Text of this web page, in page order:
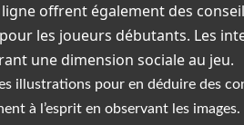
offrent également des
les joueurs débutants. Les
une dimension sociale au jeu.
illustrations pour en déduire des
à l’esprit en observant les images.